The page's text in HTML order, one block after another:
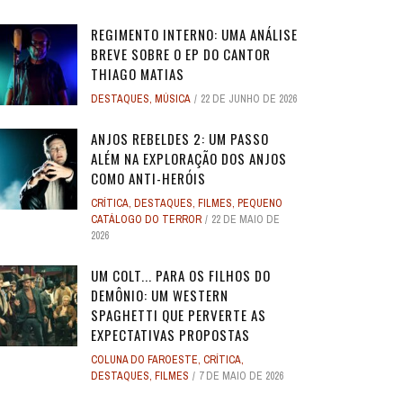
SUPERMAN
17 DE JULHO DE 2025
ANJOS REBELDES: UM EXPERIMENTO
SINGULAR DO CINEMA DE HORROR
DOS ANOS 1990, ...
28 DE ABRIL DE 2026 3
ANJOS REBELDES: UM EXPERIMENTO
SINGULAR DO CINEMA DE HORROR
DOS ANOS 1990, ...
28 DE ABRIL DE 2026 3
VERÃO PASSADO: UMA SÉRIE JUVENIL
...
4 DE JULHO DE 2025 32
MENINO LOBO
31 DE AGOSTO DE 2016
REGIMENTO INTERNO: UMA ANÁLISE
BREVE SOBRE O EP DO CANTOR
THIAGO MATIAS
DESTAQUES, MÚSICA 22 DE JUNHO DE 2026
ANJOS REBELDES 2: UM PASSO
ALÉM NA EXPLORAÇÃO DOS ANJOS
COMO ANTI-HERÓIS
CRÍTICA, DESTAQUES, FILMES, PEQUENO
CATÁLOGO DO TERROR
22 DE MAIO DE
2026
UM COLT... PARA OS FILHOS DO
DEMÔNIO: UM WESTERN
SPAGHETTI QUE PERVERTE AS
EXPECTATIVAS PROPOSTAS
COLUNA DO FAROESTE, CRÍTICA,
DESTAQUES, FILMES 7 DE MAIO DE 2026